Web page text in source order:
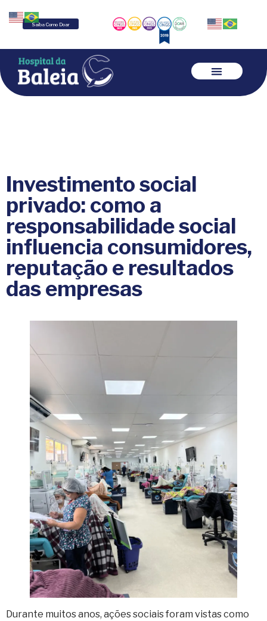
Saiba Como Doar
Investimento social
privado: como a
responsabilidade social
influencia consumidores,
reputação e resultados
das empresas
Durante muitos anos, ações sociais foram vistas como